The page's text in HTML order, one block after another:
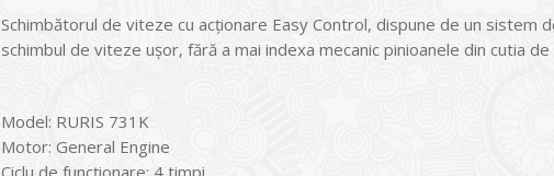
Schimbătorul de viteze cu acţionare Easy Control, dispune de un sistem
schimbul de viteze uşor, fără a mai indexa mecanic pinioanele din cutia
Model: RURIS 731K
Motor: General Engine
Ciclu de funcţionare: 4 timpi